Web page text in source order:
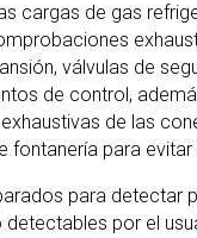
cargas de gas
válvulas de
de control,
de las
fontanería para evitar
para detectar
detectables por el